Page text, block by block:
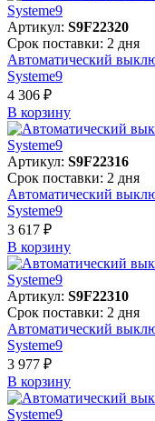
Артикул: S9F22320
Срок поставки: 2 дня
Автоматический
Systeme9
4 306 ₽
В корзинy
Артикул: S9F22316
Срок поставки: 2 дня
Автоматический
Systeme9
3 617 ₽
В корзинy
Артикул: S9F22310
Срок поставки: 2 дня
Автоматический
Systeme9
3 977 ₽
В корзинy